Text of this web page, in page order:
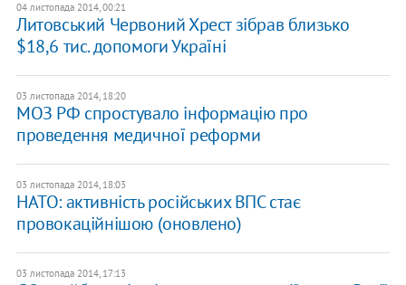
04 листопада 2014, 00:21
Литовський Червоний Хрест зібрав близько
$18,6 тис. допомоги Україні
03 листопада 2014, 18:20
МОЗ РФ спростувало інформацію про
проведення медичної реформи
03 листопада 2014, 18:03
НАТО: активність російських ВПС стає
провокаційнішою (оновлено)
03 листопада 2014, 17:13